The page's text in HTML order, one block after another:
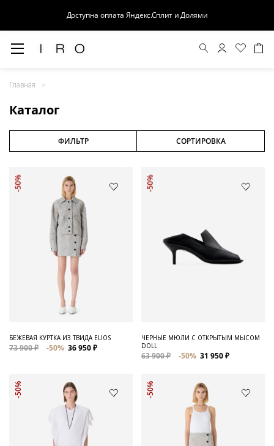
Доступна оплата Яндекс.Сплит и Долями
Главная
Каталог
Распродажа
Для нее
ФИЛЬТР СОРТИРОВКА
-50%
БЕЖЕВАЯ КУРТКА ИЗ ТВИДА ELIOS
73 900 ₽ -50% 36 950 ₽
-50%
ЧЕРНЫЕ МЮЛИ С ОТКРЫТЫМ МЫСОМ
DOLL
63 900 ₽ -50% 31 950 ₽
-50% -50%